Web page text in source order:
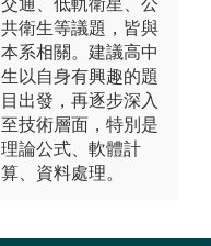
共衛生等議題，皆與
本系相關。建議高中
生以自身有興趣的題
目出發，再逐步深入
至技術層面，特別是
理論公式、軟體計
算、資料處理。